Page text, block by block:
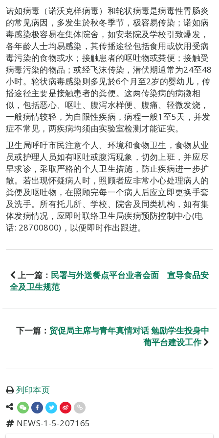
诺如病毒（诺沃克样病毒）和轮状病毒是病毒性胃肠炎
的常见病因，多发生於秋冬季节，极容易传染；诺如病
毒感染极容易在集体院舍，如安老院及学校引致爆发，
各年龄人士均易感染，其传播途径包括食用或饮用受病
毒污染的食物或水；接触患者的呕吐物或粪便；接触受
病毒污染的物品；或经飞沫传染，潜伏期通常为24至48
小时。轮状病毒感染则多见於6个月至2岁的婴幼儿，传
播途径主要是接触患者的粪便。这两传染病的病徴相
似，包括恶心、呕吐、腹泻水样便、腹痛、轻微发烧，
一般病情较轻，为自限性疾病，病程一般1至5天，并发
症不常见，两疾病均须由实验室检测才能证实。
卫生局呼吁市民注意个人、环境和食物卫生，食物从业
员或护理人员如有呕吐或腹泻现象，切勿上班，并应尽
早求诊，采取严格的个人卫生措施，防止疾病进一步扩
散。若出现怀疑病人时，照顾者应非常小心处理病人的
粪便及呕吐物，在照顾完每一个病人后应立即更换手套
及洗手。所有托儿所、学校、院舍及同类机构，如有集
体发病情况，应即时联络卫生局疾病预防控制中心(电
话: 28700800)，以便即时作出跟进。
上一篇： 民署与外送餐点平台业者会面 宣导食品安
全及卫生规范
下一篇： 贸促局主席与青年真情对话 勉励学生投身中
葡平台建设工作
列印本页
NEWS-1-5-207165